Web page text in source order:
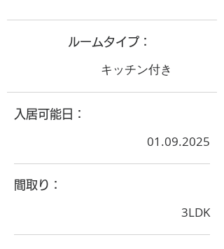
ルームタイプ：
キッチン付き
入居可能日：
01.09.2025
間取り：
3LDK